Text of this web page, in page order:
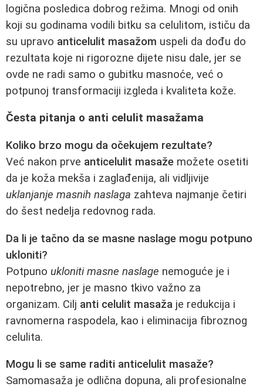
logična posledica dobrog režima. Mnogi od onih
koji su godinama vodili bitku sa celulitom, ističu da
su upravo anticelulit masažom uspeli da dođu do
rezultata koje ni rigorozne dijete nisu dale, jer se
ovde ne radi samo o gubitku masnoće, već o
potpunoj transformaciji izgleda i kvaliteta kože.
Česta pitanja o anti celulit masažama
Koliko brzo mogu da očekujem rezultate?
Već nakon prve anticelulit masaže možete osetiti
da je koža mekša i zaglađenija, ali vidljivije
uklanjanje masnih naslaga zahteva najmanje četiri
do šest nedelja redovnog rada.
Da li je tačno da se masne naslage mogu potpuno
ukloniti?
Potpuno ukloniti masne naslage nemoguće je i
nepotrebno, jer je masno tkivo važno za
organizam. Cilj anti celulit masaža je redukcija i
ravnomerna raspodela, kao i eliminacija fibroznog
celulita.
Mogu li se same raditi anticelulit masaže?
Samomasaža je odlična dopuna, ali profesionalne